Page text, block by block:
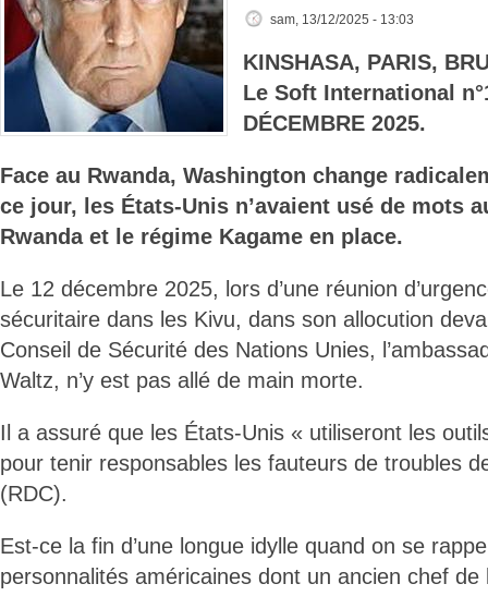
sam, 13/12/2025 - 13:03
KINSHASA, PARIS,
Le Soft International
DÉCEMBRE 2025.
Face au Rwanda, Washington change
ce jour, les États-Unis n’avaient usé de mots
Rwanda et le régime Kagame en place.
Le 12 décembre 2025, lors d’une réunion
sécuritaire dans les Kivu, dans son allocution
Conseil de Sécurité des Nations Unies,
Waltz, n’y est pas allé de main morte.
Il a assuré que les États-Unis « utiliseront les
pour tenir responsables les fauteurs de troubles
(RDC).
Est-ce la fin d’une longue idylle quand on se
personnalités américaines dont un ancien chef de